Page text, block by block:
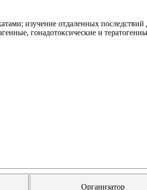
изучение отдаленных последствий
гонадотоксические и
Организатор